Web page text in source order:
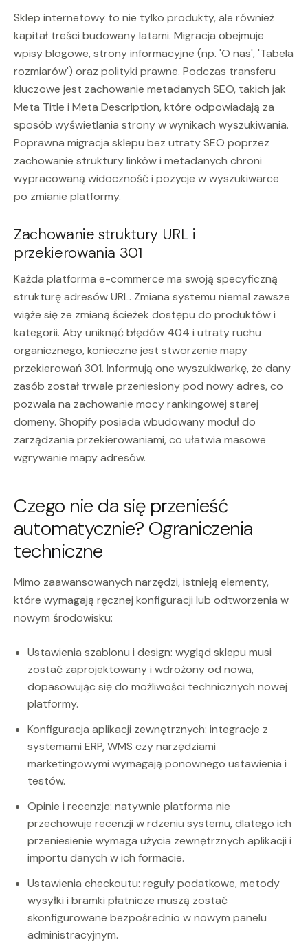
Sklep internetowy to nie tylko produkty, ale również
kapitał treści budowany latami. Migracja obejmuje
wpisy blogowe, strony informacyjne (np. 'O nas', 'Tabela
rozmiarów') oraz polityki prawne. Podczas transferu
kluczowe jest zachowanie metadanych SEO, takich jak
Meta Title i Meta Description, które odpowiadają za
sposób wyświetlania strony w wynikach wyszukiwania.
Poprawna migracja sklepu bez utraty SEO poprzez
zachowanie struktury linków i metadanych chroni
wypracowaną widoczność i pozycje w wyszukiwarce
po zmianie platformy.
Zachowanie struktury URL i
przekierowania 301
Każda platforma e-commerce ma swoją specyficzną
strukturę adresów URL. Zmiana systemu niemal zawsze
wiąże się ze zmianą ścieżek dostępu do produktów i
kategorii. Aby uniknąć błędów 404 i utraty ruchu
organicznego, konieczne jest stworzenie mapy
przekierowań 301. Informują one wyszukiwarkę, że dany
zasób został trwale przeniesiony pod nowy adres, co
pozwala na zachowanie mocy rankingowej starej
domeny. Shopify posiada wbudowany moduł do
zarządzania przekierowaniami, co ułatwia masowe
wgrywanie mapy adresów.
Czego nie da się przenieść
automatycznie? Ograniczenia
techniczne
Mimo zaawansowanych narzędzi, istnieją elementy,
które wymagają ręcznej konfiguracji lub odtworzenia w
nowym środowisku:
Ustawienia szablonu i design: wygląd sklepu musi
zostać zaprojektowany i wdrożony od nowa,
dopasowując się do możliwości technicznych nowej
platformy.
Konfiguracja aplikacji zewnętrznych: integracje z
systemami ERP, WMS czy narzędziami
marketingowymi wymagają ponownego ustawienia i
testów.
Opinie i recenzje: natywnie platforma nie
przechowuje recenzji w rdzeniu systemu, dlatego ich
przeniesienie wymaga użycia zewnętrznych aplikacji i
importu danych w ich formacie.
Ustawienia checkoutu: reguły podatkowe, metody
wysyłki i bramki płatnicze muszą zostać
skonfigurowane bezpośrednio w nowym panelu
administracyjnym.